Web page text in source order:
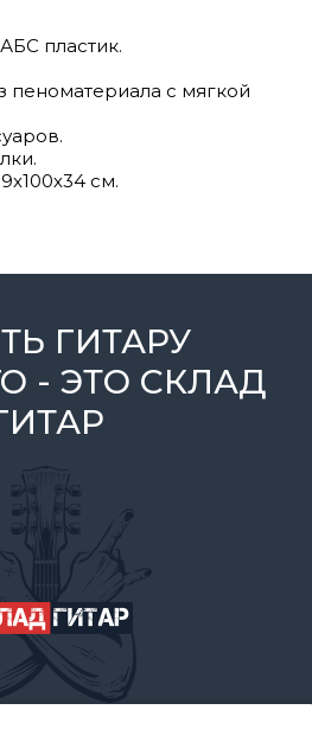
пластик.
пеноматериала с мягкой
см.
ГИТАРУ
- ЭТО СКЛАД